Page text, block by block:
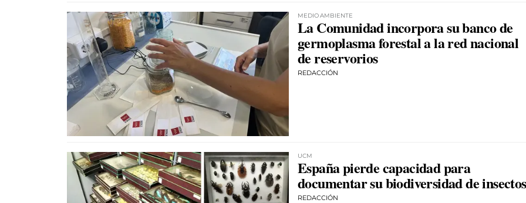
MEDIO AMBIENTE
La Comunidad incorpora su banco de
germoplasma forestal a la red nacional
de reservorios
REDACCIÓN
UCM
España pierde capacidad para
documentar su biodiversidad de insectos
REDACCIÓN